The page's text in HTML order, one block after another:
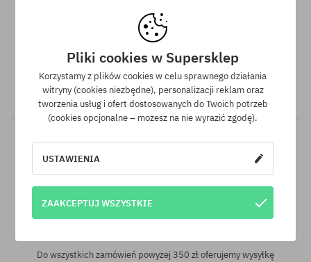
Program lojalnościowy SuperClub
SuperClub to nasz program lojalnościowy, dzięki któremu za
zakupy produktów nieprzecenionych otrzymujesz na swoje
konto do 12% wartości zamówienia!
Do wszystkich zamówień powyżej 350 zł oferujemy wysyłkę
Pliki cookies w Supersklep
Korzystamy z plików cookies w celu sprawnego działania
witryny (cookies niezbędne), personalizacji reklam oraz
tworzenia usług i ofert dostosowanych do Twoich potrzeb
(cookies opcjonalne – możesz na nie wyrazić zgodę).
USTAWIENIA
ZAAKCEPTUJ WSZYSTKIE